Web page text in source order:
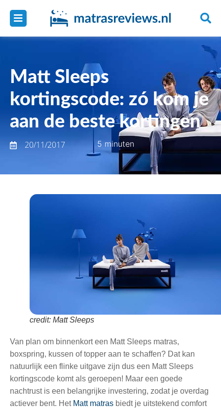
Matt Sleeps
kortingscode: zó kom je
aan de beste kortingen
20/11/2017 5 minuten
credit: Matt Sleeps
Van plan om binnenkort een Matt Sleeps matras,
boxspring, kussen of topper aan te schaffen? Dat kan
natuurlijk een flinke uitgave zijn dus een Matt Sleeps
kortingscode komt als geroepen! Maar een goede
nachtrust is een belangrijke investering, zodat je overdag
actiever bent. Het Matt matras biedt je uitstekend comfort